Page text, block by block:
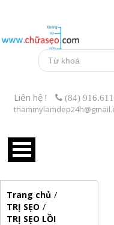
Liên hệ ! (84)
Trang chủ /
TRỊ SẸO /
TRỊ SẸO LỒI